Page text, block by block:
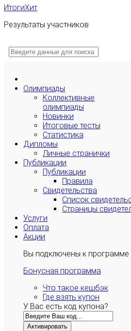
ИтогиХит
Результаты участников
Олимпиады
Коллективные
олимпиады
Новинки
Итоговые тесты
Статистика
Дипломы
Личные странички
Публикации
Публикации
Правила
Свидетельства
Список
Страницы
Услуги
Оплата
Акции
Вы подключены к программе
Бонусная программа
Что такое кешбэк
Где взять купон
У Вас есть код купона?
Активировать